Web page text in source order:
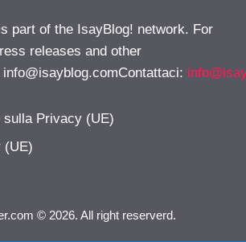
part of the IsayBlog! network. For
releases and other
info@isayblog.comContattaci:
sulla Privacy (UE)
(UE)
© 2026. All right reserverd.